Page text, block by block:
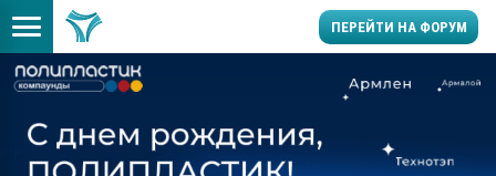
ПЕРЕЙТИ НА ФОРУМ
Вакуум-формовочные